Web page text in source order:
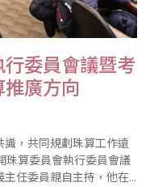
委員會議暨考
廣方向
，共同規劃珠算工作遠
珠算委員會執行委員會議
任委員親自主持，他在